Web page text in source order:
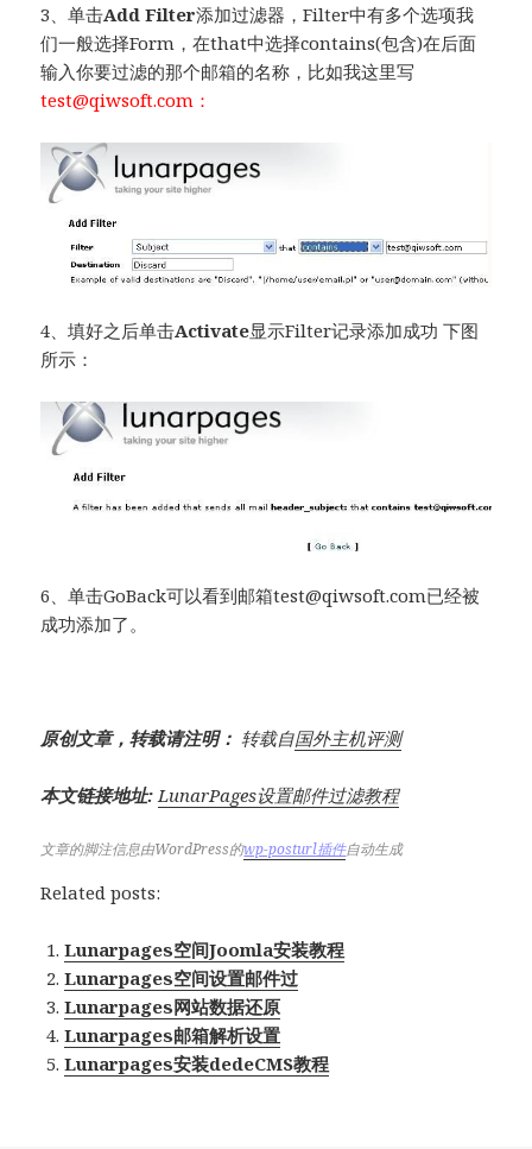
3、单击Add Filter添加过滤器，Filter中有多个选项我
们一般选择Form，在that中选择contains(包含)在后面
输入你要过滤的那个邮箱的名称，比如我这里写
test@qiwsoft.com ：
4、填好之后单击Activate显示Filter记录添加成功 下图
所示：
6、单击GoBack可以看到邮箱test@qiwsoft.com已经被
成功添加了。
原创文章，转载请注明： 转载自国外主机评测
本文链接地址: LunarPages设置邮件过滤教程
文章的脚注信息由WordPress的wp-posturl插件自动生成
Related posts:
Lunarpages空间Joomla安装教程
Lunarpages空间设置邮件过
Lunarpages网站数据还原
Lunarpages邮箱解析设置
Lunarpages安装dedeCMS教程